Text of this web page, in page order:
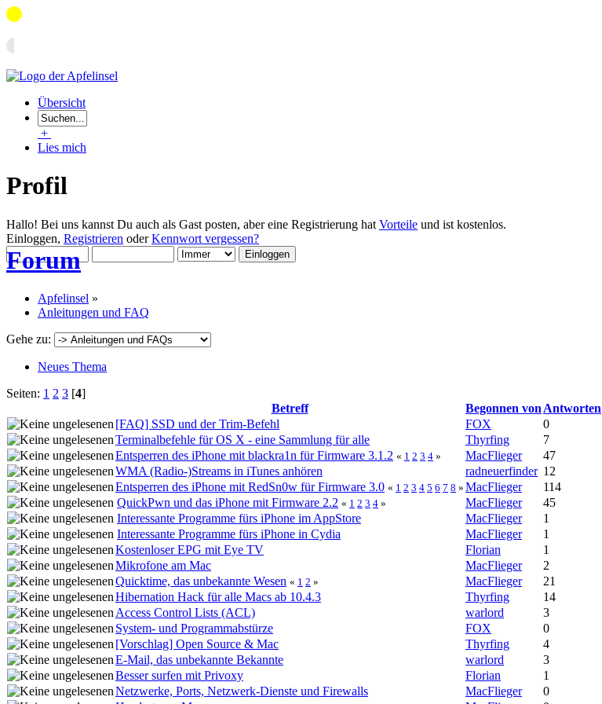
Übersicht
+
Lies mich
Profil
Hallo! Bei uns kannst Du auch als Gast posten, aber eine Registrierung hat Vorteile und ist kostenlos.
Einloggen, Registrieren oderKennwort vergessen?
Forum
Apfelinsel »
Anleitungen und FAQ
Gehe zu:
Neues Thema
Seiten: 1 2 3 [4]
Betreff
Begonnen von Antworten
[FAQ] SSD und der Trim-Befehl
FOX 0
Terminalbefehle für OS X - eine Sammlung für alle
Thyrfing 7
Entsperren des iPhone mit blackra1n für Firmware 3.1.2 « 1 2 3 4 » MacFlieger 47
WMA (Radio-)Streams in iTunes anhören
radneuerfinder 12
Entsperren des iPhone mit RedSn0w für Firmware 3.0 « 1 2 3 4 5 6 7 8 » MacFlieger 114
QuickPwn und das iPhone mit Firmware 2.2 « 1 2 3 4 » MacFlieger 45
Interessante Programme fürs iPhone im AppStore
MacFlieger 1
Interessante Programme fürs iPhone in Cydia
MacFlieger 1
Kostenloser EPG mit Eye TV
Florian 1
Mikrofone am Mac
MacFlieger 2
Quicktime, das unbekannte Wesen « 1 2 » MacFlieger 21
Hibernation Hack für alle Macs ab 10.4.3
Thyrfing 14
Access Control Lists (ACL)
warlord 3
System- und Programmabstürze
FOX 0
[Vorschlag] Open Source & Mac
Thyrfing 4
E-Mail, das unbekannte Bekannte
warlord 3
Besser surfen mit Privoxy
Florian 1
Netzwerke, Ports, Netzwerk-Dienste und Firewalls
MacFlieger 0